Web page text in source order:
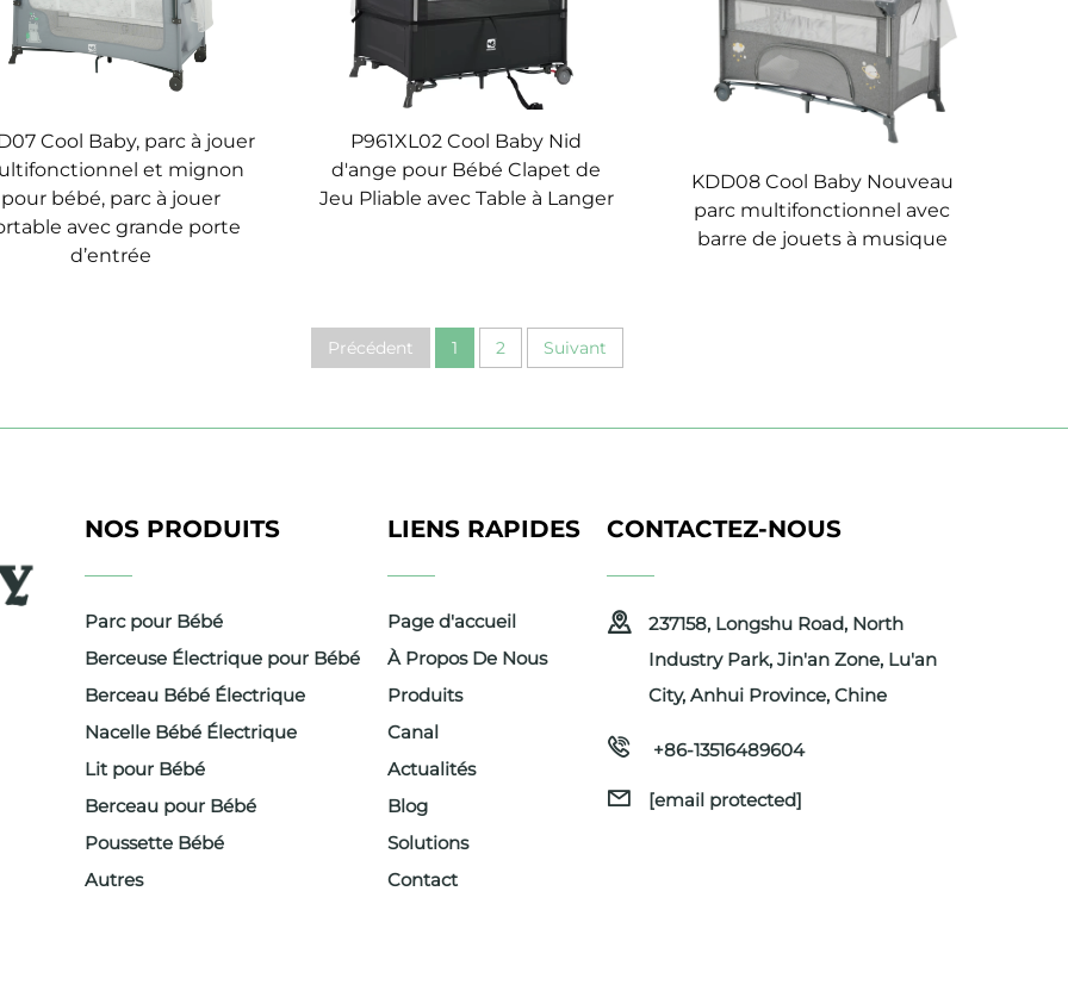
Cool Baby, parc à jouer
et mignon
pour bébé, parc à jouer
avec grande porte
d’entrée
P961XL02 Cool Baby Nid
d'ange pour Bébé Clapet de
Jeu Pliable avec Table à Langer
KDD08 Cool Baby Nouveau
parc multifonctionnel avec
barre de jouets à musique
Précédent 1 2 Suivant
NOS PRODUITS
Parc pour Bébé
Berceuse Électrique pour Bébé
Berceau Bébé Électrique
Nacelle Bébé Électrique
Lit pour Bébé
Berceau pour Bébé
Poussette Bébé
Autres
LIENS RAPIDES
Page d'accueil
À Propos De Nous
Produits
Canal
Actualités
Blog
Solutions
Contact
CONTACTEZ-NOUS
237158, Longshu Road, North
Industry Park, Jin'an Zone, Lu'an
City, Anhui Province, Chine
+86-13516489604
[email protected]